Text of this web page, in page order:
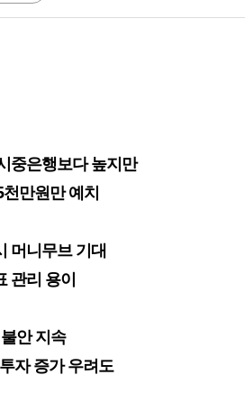
중은행보다 높지만
만원만 예치
머니무브 기대
관리 용이
안 지속
자 증가 우려도